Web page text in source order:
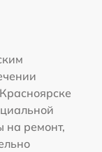
на ремонт,